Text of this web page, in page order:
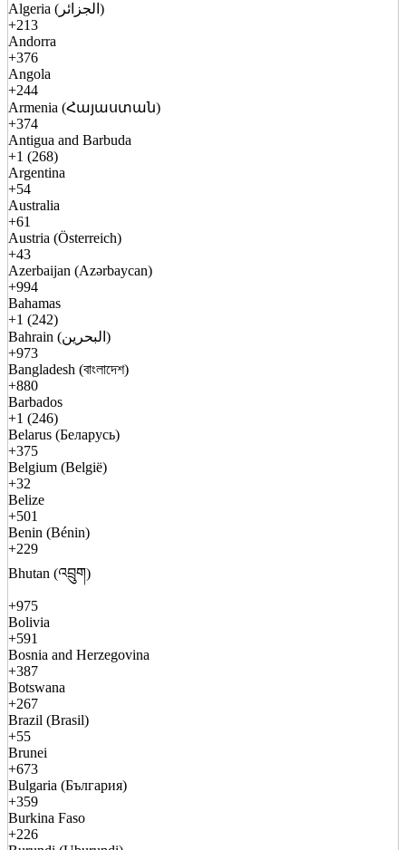
Algeria (الجزائر)
+213
Andorra
+376
Angola
+244
Armenia (Հայաստան)
+374
Antigua and Barbuda
+1 (268)
Argentina
+54
Australia
+61
Austria (Österreich)
+43
Azerbaijan (Azərbaycan)
+994
Bahamas
+1 (242)
Bahrain (البحرين)
+973
Bangladesh (বাংলাদেশ)
+880
Barbados
+1 (246)
Belarus (Беларусь)
+375
Belgium (België)
+32
Belize
+501
Benin (Bénin)
+229
Bhutan (འབྲུག)
+975
Bolivia
+591
Bosnia and Herzegovina
+387
Botswana
+267
Brazil (Brasil)
+55
Brunei
+673
Bulgaria (България)
+359
Burkina Faso
+226